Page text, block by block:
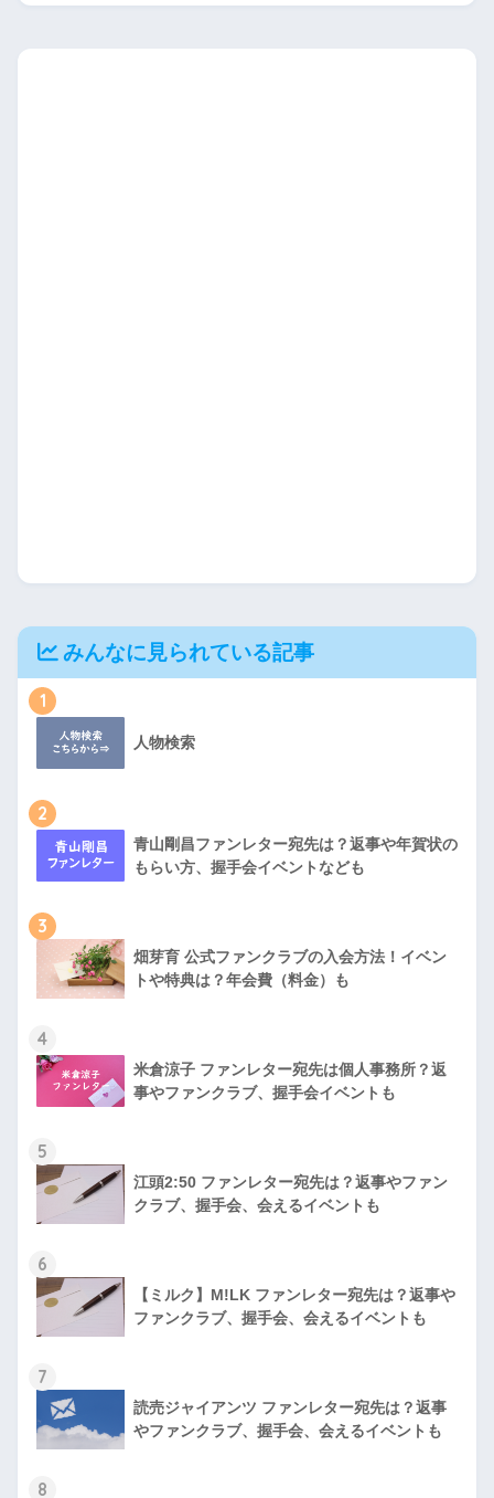
みんなに見られている記事
1
人物検索
2
青山剛昌ファンレター宛先は？返事や年賀状の
もらい方、握手会イベントなども
3
畑芽育 公式ファンクラブの入会方法！イベン
トや特典は？年会費（料金）も
4
米倉涼子 ファンレター宛先は個人事務所？返
事やファンクラブ、握手会イベントも
5
江頭2:50 ファンレター宛先は？返事やファン
クラブ、握手会、会えるイベントも
6
【ミルク】M!LK ファンレター宛先は？返事や
ファンクラブ、握手会、会えるイベントも
7
読売ジャイアンツ ファンレター宛先は？返事
やファンクラブ、握手会、会えるイベントも
8